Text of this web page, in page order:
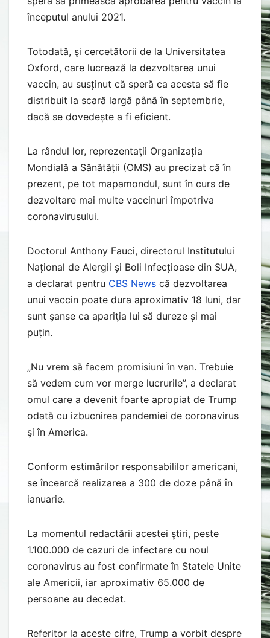
începutul anului 2021.
Totodată, şi cercetătorii de la Universitatea
Oxford, care lucrează la dezvoltarea unui
vaccin, au susținut că speră ca acesta să fie
distribuit la scară largă până în septembrie,
dacă se dovedește a fi eficient.
La rândul lor, reprezentaţii Organizația
Mondială a Sănătății (OMS) au precizat că în
prezent, pe tot mapamondul, sunt în curs de
dezvoltare mai multe vaccinuri împotriva
coronavirusului.
Doctorul Anthony Fauci, directorul Institutului
Național de Alergii și Boli Infecțioase din SUA,
a declarat pentru CBS News că dezvoltarea
unui vaccin poate dura aproximativ 18 luni, dar
sunt şanse ca apariţia lui să dureze și mai
puțin.
„Nu vrem să facem promisiuni în van. Trebuie
să vedem cum vor merge lucrurile”, a declarat
omul care a devenit foarte apropiat de Trump
odată cu izbucnirea pandemiei de coronavirus
şi în America.
Conform estimărilor responsabililor americani,
se încearcă realizarea a 300 de doze până în
ianuarie.
La momentul redactării acestei ştiri, peste
1.100.000 de cazuri de infectare cu noul
coronavirus au fost confirmate în Statele Unite
ale Americii, iar aproximativ 65.000 de
persoane au decedat.
Referitor la aceste cifre, Trump a vorbit despre